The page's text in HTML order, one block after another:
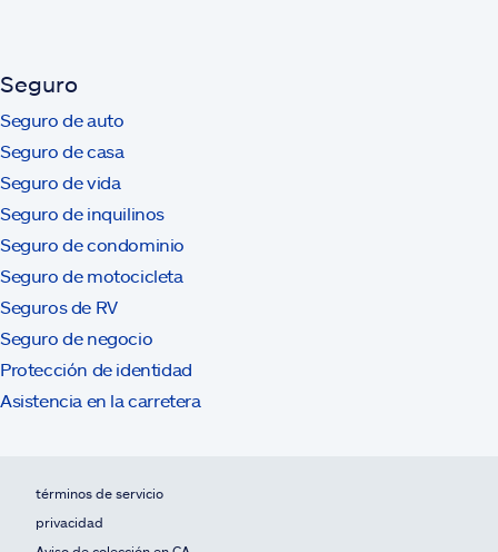
Seguro
Seguro de auto
Seguro de casa
Seguro de vida
Seguro de inquilinos
Seguro de condominio
Seguro de motocicleta
Seguros de RV
Seguro de negocio
Protección de identidad
Asistencia en la carretera
términos de servicio
privacidad